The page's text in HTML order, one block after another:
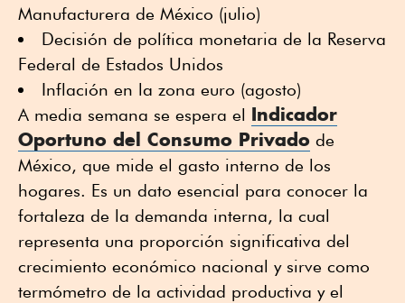
Manufacturera de México (julio)
Decisión de política monetaria de la Reserva
Federal de Estados Unidos
Inflación en la zona euro (agosto)
A media semana se espera el Indicador
Oportuno del Consumo Privado de
México, que mide el gasto interno de los
hogares. Es un dato esencial para conocer la
fortaleza de la demanda interna, la cual
representa una proporción significativa del
crecimiento económico nacional y sirve como
termómetro de la actividad productiva y el